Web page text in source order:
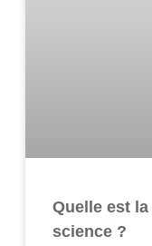
Quelle est
science ?